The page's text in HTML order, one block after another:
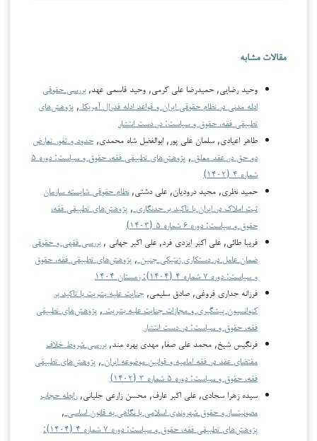
مقالات مشابه
وحید رضایی, حمیدرضا علی کرمی, وحید قاسمی عهد,بررسی حقوقی
ادله مدنی در نظام حقوقی ایران و قواعد ادله فدرال آمریکا , پژوهش‌های
تطبیقی فقه، حقوق و سیاست: در دست انتشار
طاهر اعیادی, سلمان علی پور, ابوالفضل شاه محمدی, حدود و ثغور تعارض
دو حق در عقد معلق ,
پژوهش‌های تطبیقی فقه، حقوق و سیاست: دوره ۵
شماره ۴ (۱۴۰۲)
حمید نظری, مجید درودیان, علی دشتی,نظام حقوقی شایسته سازمان
ثبت املاک در ایران با تاکید بر حدنگاری , پژوهش‌های تطبیقی فقه،
حقوق و سیاست: دوره ۶ شماره ۵ (۱۴۰۳)
فریبا طائی, علی اکبر ایزدی فرد, علی اکبر جهانی ,بررسی فقهی و حقوقی
ضمان عامل در دستکاری ژنتیکی جنین , پژوهش‌های تطبیقی فقه، حقوق
و سیاست: دوره ۷ شماره ۴ (۱۴۰۴): زمستان ۱۴۰۴
فرزانه جداری فروغی, صادق سلیمی, جنایت علیه بشریت با تاکید بر
کنوانسیون پیشگیری و مجازات جنایت علیه بشریت , پژوهش‌های تطبیقی
فقه، حقوق و سیاست: در دست انتشار
فرنگیس شیخ, محمد علی صفا, مهدی بهره مند,بررسی شروط خلاف
مقتضای عقد در فقه امامیه و قوانین موضوعه ایران , پژوهش‌های تطبیقی
فقه، حقوق و سیاست: دوره ۵ شماره ۳ (۱۴۰۲)
سیده زهرا سجادی, علی اکبر عارف, محسن زارعی جلیانی, رابطه حجاب
مصونیت­ساز و حقوق شهروندی اسلامی با نگاهی به قانون اساسی ,
پژوهش‌های تطبیقی فقه، حقوق و سیاست: دوره ۷ شماره ۴ (۱۴۰۴):